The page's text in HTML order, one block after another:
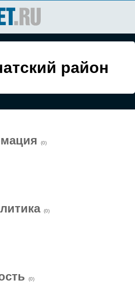
район
(0)
(0)
(0)